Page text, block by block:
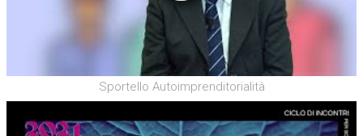
Sportello Autoimprenditorialità